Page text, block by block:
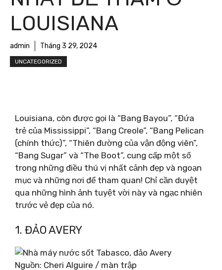
LOUISIANA
admin Tháng 3 29, 2024
UNCATEGORIZED
Louisiana, còn được gọi là “Bang Bayou”, “Đứa
trẻ của Mississippi”, “Bang Creole”, “Bang Pelican
(chính thức)”, “Thiên đường của vận động viên”,
“Bang Sugar” và “The Boot”, cung cấp một số
trong những điều thú vị nhất cảnh đẹp và ngoạn
mục và những nơi để tham quan! Chỉ cần duyệt
qua những hình ảnh tuyệt vời này và ngạc nhiên
trước vẻ đẹp của nó.
1. ĐẢO AVERY
Nguồn: Cheri Alguire / màn trập